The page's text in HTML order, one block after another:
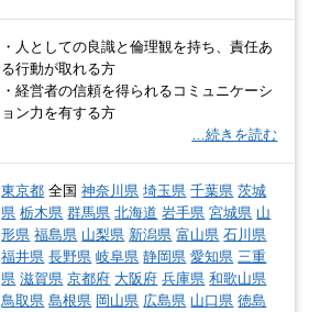
・人としての良識と倫理観を持ち、責任あ
る行動が取れる方
・経営者の信頼を得られるコミュニケーシ
ョン力を有する方
…続きを読む
東京都 全国神奈川県 埼玉県 千葉県 茨城
県 栃木県 群馬県 北海道 岩手県 宮城県 山
形県 福島県 山梨県 新潟県 富山県 石川県
福井県 長野県 岐阜県 静岡県 愛知県 三重
県 滋賀県 京都府 大阪府 兵庫県 和歌山県
鳥取県 島根県 岡山県 広島県 山口県 徳島